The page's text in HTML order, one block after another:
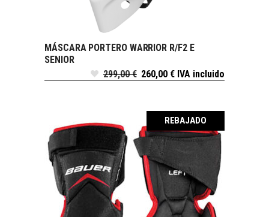
SELECCIONAR OPCIONES
MÁSCARA PORTERO WARRIOR R/F2 E
SENIOR
299,00€ 260,00 € IVA incluido
REBAJADO